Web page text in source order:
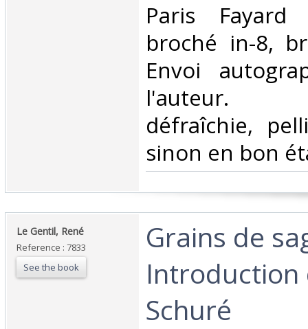
‎Paris
broché in-8,
Envoi
l'auteur.
défraîchie,
sinon en bon
‎Le Gentil, René‎
Reference : 7833
See the book
‎Grains de
Introduction
Schuré ‎